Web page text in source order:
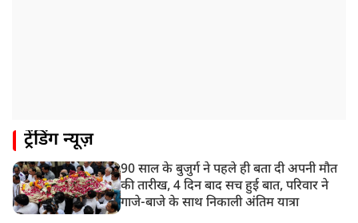
ट्रेंडिंग न्यूज़
90 साल के बुजुर्ग ने पहले ही बता दी अपनी मौत
की तारीख, 4 दिन बाद सच हुई बात, परिवार ने
गाजे-बाजे के साथ निकाली अंतिम यात्रा